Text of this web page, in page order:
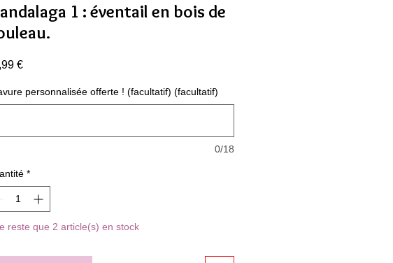
1 : éventail en bois de
€Prix
personnalisée offerte ! (facultatif) (facultatif)
0/18
*
reste que 2 article(s) en stock